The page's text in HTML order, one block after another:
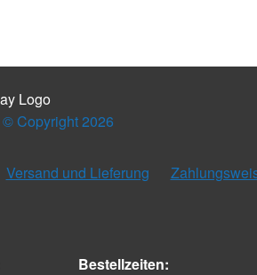
© Copyright 2026
Versand und Lieferung
Bestellzeiten: